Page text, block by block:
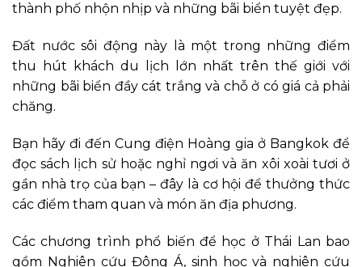
thành phố nhộn nhịp và những bãi biển tuyệt đẹp.
Đất nước sôi động này là một trong những điểm
thu hút khách du lịch lớn nhất trên thế giới với
những bãi biển đầy cát trắng và chỗ ở có giá cả phải
chăng.
Bạn hãy đi đến Cung điện Hoàng gia ở Bangkok để
đọc sách lịch sử hoặc nghỉ ngơi và ăn xôi xoài tươi ở
gần nhà trọ của bạn – đây là cơ hội để thưởng thức
các điểm tham quan và món ăn địa phương.
Các chương trình phổ biến để học ở Thái Lan bao
gồm Nghiên cứu Đông Á, sinh học và nghiên cứu